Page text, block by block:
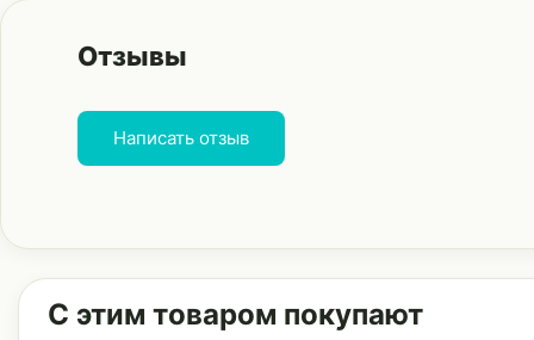
Отзывы
Написать отзыв
С этим товаром покупают